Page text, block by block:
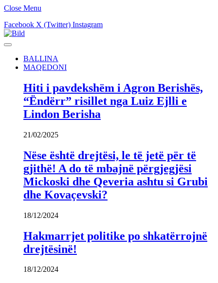
Close Menu
Facebook X (Twitter) Instagram
BALLINA
MAQEDONI
Hiti i pavdekshëm i Agron Berishës,
“Ëndërr” risillet nga Luiz Ejlli e
Lindon Berisha
21/02/2025
Nëse është drejtësi, le të jetë për të
gjithë! A do të mbajnë përgjegjësi
Mickoski dhe Qeveria ashtu si Grubi
dhe Kovaçevski?
18/12/2024
Hakmarrjet politike po shkatërrojnë
drejtësinë!
18/12/2024